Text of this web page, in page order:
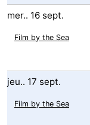
mer.. 16 sept.
Film by the Sea
jeu.. 17 sept.
Film by the Sea